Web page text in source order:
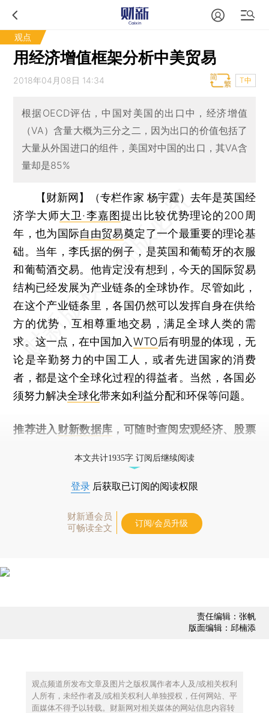
观点
用经济增值框架分析中美贸易
2018年04月08日 14:34 T中
根据OECD评估，中国对美国的出口中，经济增值
（VA）含量大概为三分之二，因为出口的价值包括了
大量从外国进口的组件，美国对中国的出口，其VA含
量却是85%
【财新网】（专栏作家 杨宇霆）去年是英国经
济学大师大卫·李嘉图提出比较优势理论的200周
年，也为国际自由贸易奠定了一个最重要的理论基
础。当年，李氏据的例子，是英国和葡萄牙的衣服
和葡萄酒交易。他肯定没有想到，今天的国际贸易
结构已经发展为产业链条的全球协作。尽管如此，
在这个产业链条里，各国仍然可以发挥自身在供给
方的优势，互相尊重地交易，满足全球人类的需
求。这一点，在中国加入 WTO后有明显的体现，无
论是辛勤努力的中国工人，或者先进国家的消费
者，都是这个全球化过程的得益者。当然，各国必
须努力解决全球化带来如利益分配和环保等问题。
推荐进入 财新数据库 ，可随时查阅宏观经济、股票
本文共计1935字 订阅后继续阅读
登录 后获取已订阅的阅读权限
财新通会员
可畅读全文
订阅/会员升级
责任编辑：张帆
版面编辑：邱楠添
观点频道所发布文章及图片之版权属作者本人及/或相关权利
人所有，未经作者及/或相关权利人单独授权，任何网站、平
面媒体不得予以转载。财新网对相关媒体的网站信息内容转